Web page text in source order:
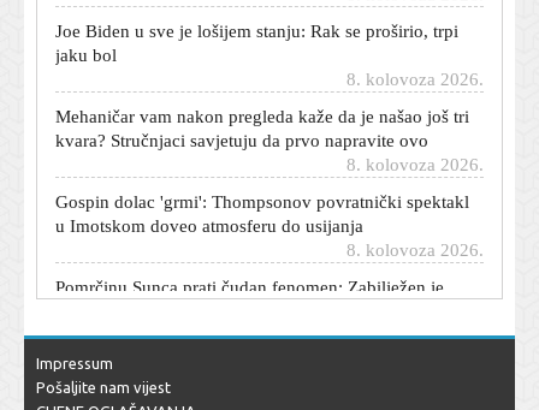
Joe Biden u sve je lošijem stanju: Rak se proširio, trpi
jaku bol
Mehaničar vam nakon pregleda kaže da je našao još tri
kvara? Stručnjaci savjetuju da prvo napravite ovo
8. kolovoza 2026.
Gospin dolac 'grmi': Thompsonov povratnički spektakl
u Imotskom doveo atmosferu do usijanja
8. kolovoza 2026.
Pomrčinu Sunca prati čudan fenomen: Zabilježen je
samo jednom, ali mnogi su ga vidjeli
pogledajte sve golove i prilike
Impressum
Pošaljite nam vijest